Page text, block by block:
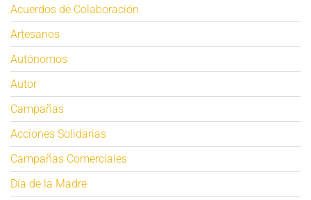
Acuerdos de Colaboración
Artesanos
Autónomos
Autor
Campañas
Acciones Solidarias
Campañas Comerciales
Día de la Madre